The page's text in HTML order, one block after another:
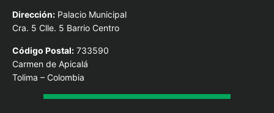
Dirección: Palacio Municipal
Cra. 5 Clle. 5 Barrio Centro
Código Postal: 733590
Carmen de Apicalá
Tolima – Colombia